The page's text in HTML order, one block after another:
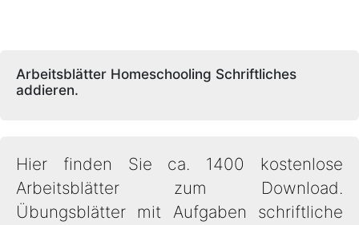
Arbeitsblätter Homeschooling Schriftliches
addieren.
Hier finden Sie ca. 1400 kostenlose
Arbeitsblätter zum Download.
Übungsblätter mit Aufgaben schriftliche